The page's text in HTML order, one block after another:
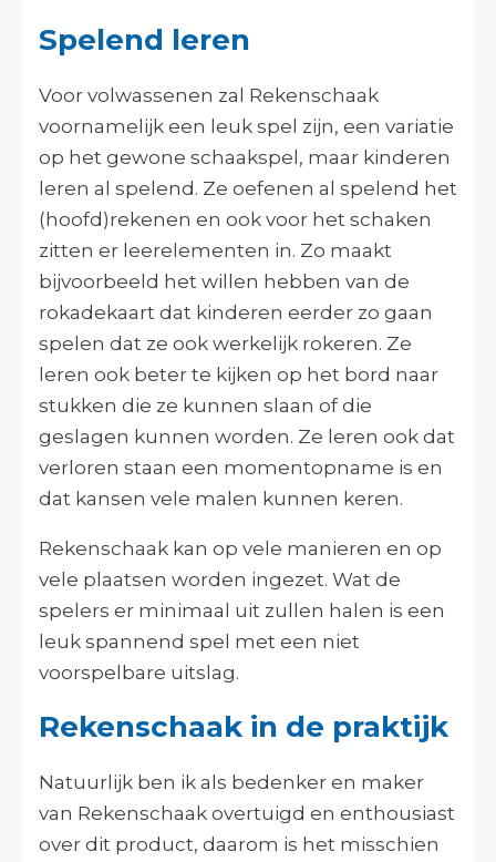
Spelend leren
Voor volwassenen zal Rekenschaak
voornamelijk een leuk spel zijn, een variatie
op het gewone schaakspel, maar kinderen
leren al spelend. Ze oefenen al spelend het
(hoofd)rekenen en ook voor het schaken
zitten er leerelementen in. Zo maakt
bijvoorbeeld het willen hebben van de
rokadekaart dat kinderen eerder zo gaan
spelen dat ze ook werkelijk rokeren. Ze
leren ook beter te kijken op het bord naar
stukken die ze kunnen slaan of die
geslagen kunnen worden. Ze leren ook dat
verloren staan een momentopname is en
dat kansen vele malen kunnen keren.
Rekenschaak kan op vele manieren en op
vele plaatsen worden ingezet. Wat de
spelers er minimaal uit zullen halen is een
leuk spannend spel met een niet
voorspelbare uitslag.
Rekenschaak in de praktijk
Natuurlijk ben ik als bedenker en maker
van Rekenschaak overtuigd en enthousiast
over dit product, daarom is het misschien